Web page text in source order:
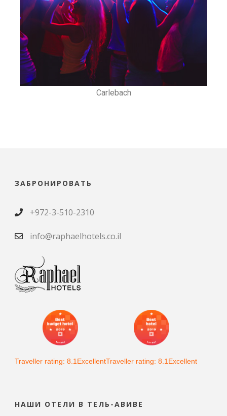
Carlebach
ЗАБРОНИРОВАТЬ
+972-3-510-2310
info@raphaelhotels.co.il
Traveller rating: 8.1ExcellentTraveller rating: 8.1Excellent
НАШИ ОТЕЛИ В ТЕЛЬ-АВИВЕ